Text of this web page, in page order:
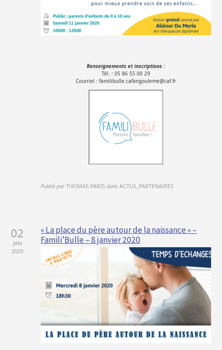
Renseignements et inscriptions :
Tél. : 05 86 55 00 29
Courriel : familibulle.cafangouleme@caf.fr
Publié par THOMAS PARIS dans ACTUS_PARTENAIRES
02
JAN
2020
« La place du père autour de la naissance » –
Famili’Bulle – 8 janvier 2020